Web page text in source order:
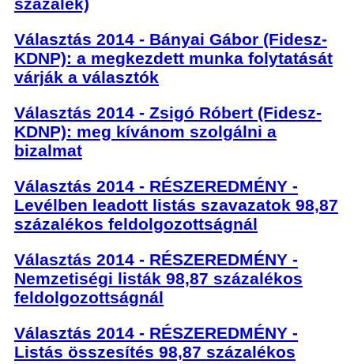
Választás 2014 - Bányai Gábor (Fidesz-
KDNP): a megkezdett munka folytatását
várják a választók
Választás 2014 - Zsigó Róbert (Fidesz-
KDNP): meg kívánom szolgálni a
bizalmat
Választás 2014 - RÉSZEREDMÉNY -
Levélben leadott listás szavazatok 98,87
százalékos feldolgozottságnál
Választás 2014 - RÉSZEREDMÉNY -
Nemzetiségi listák 98,87 százalékos
feldolgozottságnál
Választás 2014 - RÉSZEREDMÉNY -
Listás összesítés 98,87 százalékos